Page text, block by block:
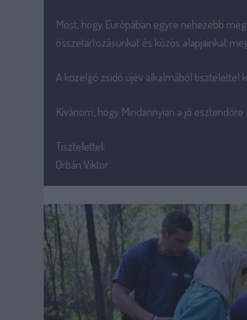
Most, hogy Európában egyre nehezebb
összetartozásunkat és közös alapjainkat
A közelgő zsidó újév alkalmából tisztelettel
Kívánom, hogy Mindannyian a jó
Tisztelettel:
Orbán Viktor